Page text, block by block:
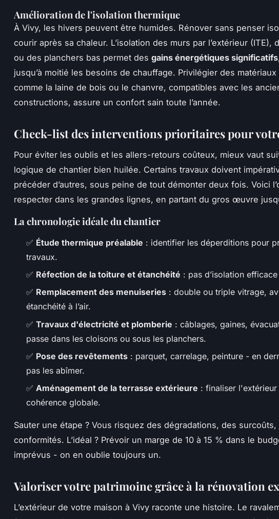
Amélioration de l'isolation thermique
À Vivy, les hivers peuvent être humides. Rénover sans penser
courir après sa chaleur. L’isolation des murs par l’extérieur (ITE),
ou des planchers bas permet des gains énergétiques significatifs
jusqu’à moitié les besoins de chauffage. Privilégier des
comme la laine de bois ou le chanvre, compatibles avec les
constructions, assure un confort sain toute l’année.
Check-list des interventions prioritaires pour
Pour éviter les oublis et les allers-retours coûteux, mieux vaut
logique de chantier bien huilée. Certains travaux doivent
précéder d’autres, sous peine de tout démonter deux fois. Voici
respecter dans les grandes lignes, en partant du gros œuvre
La chronologie idéale du chantier
✅ Étude thermique préalable : identifier les déperditions pour
travaux.
✅ Réfection de la toiture et étanchéité : pas d’isolation
✅ Remplacement des menuiseries : double ou triple vitrage,
étanchéité à l’air.
✅ Travaux d'électricité et plomberie : câblages, gaines,
passe dans les cloisons ou sous les planchers.
✅ Pose des revêtements : parquet, carrelage, peinture - en
pas les abîmer.
✅ Aménagement de la terrasse extérieure : finaliser
cohérence globale.
Sauter une étape ? Vous risquez des dégradations, des
conformités. L’idéal ? Prévoir un marge de 10 à 15 % dans le
imprévus - on en oublie toujours un.
Valoriser votre patrimoine grâce à la rénovation
L’extérieur de votre maison à Vivy raconte une histoire. Le